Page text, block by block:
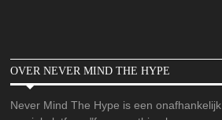
OVER NEVER MIND THE HYPE
Never Mind The Hype is een onafhankelijk